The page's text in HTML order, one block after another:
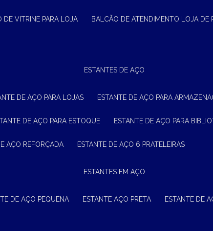
DE VITRINE PARA LOJA BALCÃO DE ATENDIMENTO LOJA DE
ESTANTES DE AÇO
DE AÇO PARA LOJAS ESTANTE DE AÇO PARA
DE AÇO PARA ESTOQUE ESTANTE DE AÇO PARA
AÇO REFORÇADA ESTANTE DE AÇO 6 PRATELEIRAS
ESTANTES EM AÇO
DE AÇO PEQUENA ESTANTE AÇO PRETA ESTANTE DE